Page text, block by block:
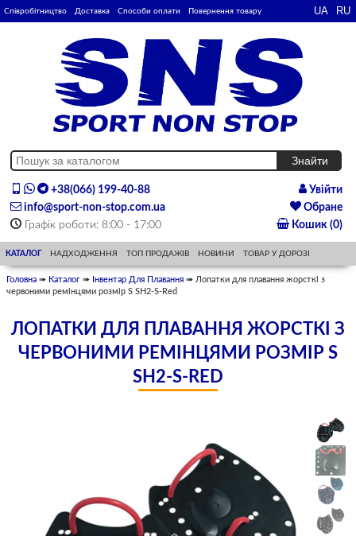
Співробітництво Доставка Способи оплати Повернення товару
+38(066) 199-40-88
info@sport-non-stop.com.ua
Графік роботи: 8:00 - 17:00
Увійти
Обране
Кошик (0)
КАТАЛОГ НАДХОДЖЕННЯ ТОП ПРОДАЖІВ НОВИНИ ТОВАР У ДОРОЗІ
Головна ➠ Каталог ➠ Інвентар Для Плавання ➠ Лопатки для плавання жорсткі з
червоними ремінцями розмір S SH2-S-Red
ЛОПАТКИ ДЛЯ ПЛАВАННЯ ЖОРСТКІ З
ЧЕРВОНИМИ РЕМІНЦЯМИ РОЗМІР S
SH2-S-RED